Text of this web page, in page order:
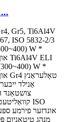
אייגענע טיטאַניום פּלאַטע ...
צושטאַנד